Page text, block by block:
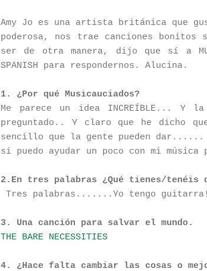
Amy Jo es una artista británica que
poderosa, nos trae canciones bonitos
ser de otra manera, dijo que sí a
SPANISH para respondernos. Alucina.
1. ¿Por qué Musicauciados?
Me parece un idea INCREÍBLE... Y
preguntado.. Y claro que he dicho
sencillo que la gente pueden dar......
si puedo ayudar un poco con mi música
2.En tres palabras ¿Qué tienes/tenéis
Tres palabras.......Yo tengo
3. Una canción para salvar el mundo.
THE BARE NECESSITIES
4. ¿Hace falta cambiar las cosas o